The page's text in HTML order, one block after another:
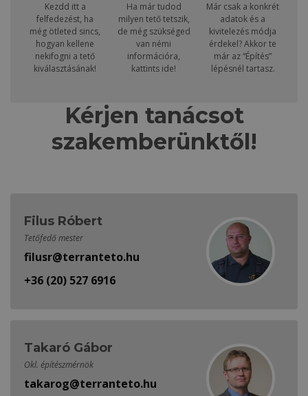
Kezdd itt a
felfedezést, ha
még ötleted sincs,
hogyan kellene
nekifogni a tető
kiválasztásának!
Ha már tudod
milyen tető tetszik,
de még szükséged
van némi
információra,
kattints ide!
Már csak a konkrét
adatok és a
kivitelezés módja
érdekel? Akkor te
már az “Építés”
lépésnél tartasz.
Kérjen tanácsot
szakemberünktől!
Filus Róbert
Tetőfedő mester
filusr@terranteto.hu
+36 (20) 527 6916
Takaró Gábor
Okl. építészmérnök
takarog@terranteto.hu